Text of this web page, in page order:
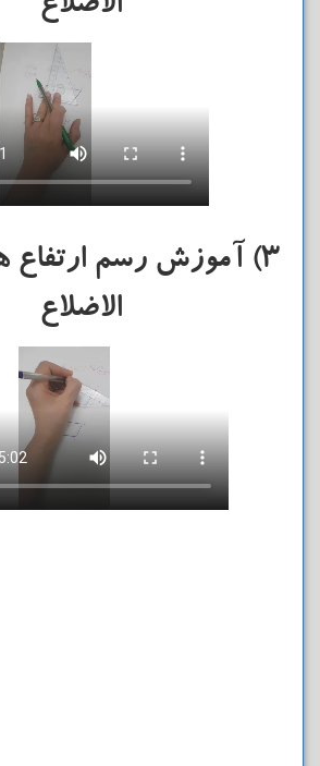
3) آموزش رسم ارتفاع
الاضلاع